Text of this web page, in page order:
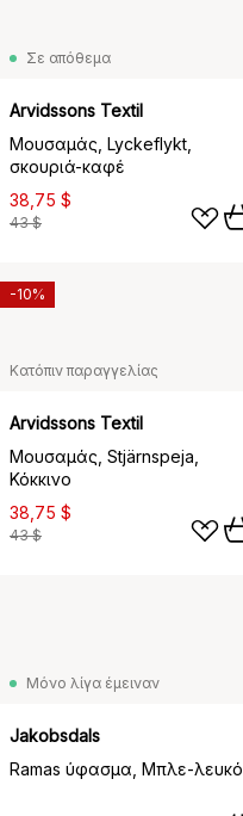
Σε απόθεμα
Arvidssons Textil
Μουσαμάς, Lyckeflykt,
σκουριά-καφέ
38,75 $
43 $
Κατόπιν παραγγελίας
Arvidssons Textil
Μουσαμάς, Stjärnspeja,
Κόκκινο
38,75 $
43 $
-10%
Μόνο λίγα έμειναν
Jakobsdals
Ramas ύφασμα, Μπλε-λευκό